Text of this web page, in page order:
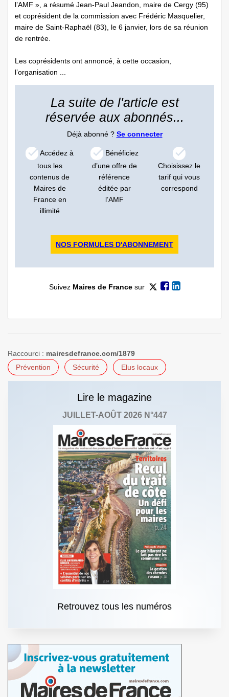
l’AMF », a résumé Jean-Paul Jeandon, maire de Cergy (95)
et coprésident de la commission avec Frédéric Masquelier,
maire de Saint-Raphaël (83), le 6 janvier, lors de sa réunion
de rentrée.
Les coprésidents ont annoncé, à cette occasion,
l’organisation ...
La suite de l'article est
réservée aux abonnés...
Déjà abonné ? Se connecter
Accédez à
tous les
contenus de
Maires de
France en
illimité
Bénéficiez
d’une offre de
référence
éditée par
l’AMF
Choisissez le
tarif qui vous
correspond
NOS FORMULES D'ABONNEMENT
Suivez Maires de Francesur
Raccourci : mairesdefrance.com/1879
Prévention
Sécurité Elus locaux
Lire le magazine
JUILLET-AOÛT 2026 N°447
Retrouvez tous les numéros